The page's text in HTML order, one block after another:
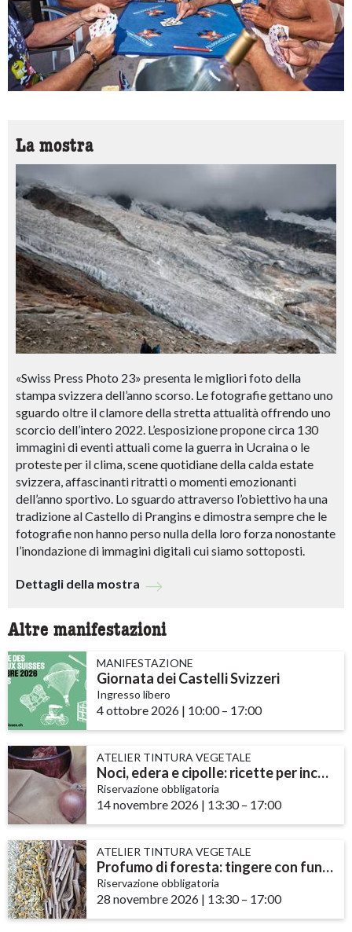
La mostra
«Swiss Press Photo 23» presenta le migliori foto della
stampa svizzera dell’anno scorso. Le fotografie gettano uno
sguardo oltre il clamore della stretta attualità offrendo uno
scorcio dell’intero 2022. L’esposizione propone circa 130
immagini di eventi attuali come la guerra in Ucraina o le
proteste per il clima, scene quotidiane della calda estate
svizzera, affascinanti ritratti o momenti emozionanti
dell’anno sportivo. Lo sguardo attraverso l’obiettivo ha una
tradizione al Castello di Prangins e dimostra sempre che le
fotografie non hanno perso nulla della loro forza nonostante
l’inondazione di immagini digitali cui siamo sottoposti.
Dettagli della mostra
Altre manifestazioni
MANIFESTAZIONE
Giornata dei Castelli Svizzeri
Ingresso libero
4 ottobre 2026 | 10:00accessibility.time_to
– 17:00
ATELIER TINTURA VEGETALE
Noci, edera e cipolle: ricette per inchiostri e tinture
Riservazione obbligatoria
14 novembre 2026 | 13:30accessibility.time_to
– 17:00
ATELIER TINTURA VEGETALE
Profumo di foresta: tingere con funghi e licheni
Riservazione obbligatoria
28 novembre 2026 | 13:30accessibility.time_to
– 17:00